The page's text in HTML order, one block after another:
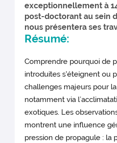
exceptionnellement à
post-doctorant au sein
nous présentera ses
Résumé:
Comprendre pourquoi de
introduites s'éteignent ou
challenges majeurs pour
notamment via
exotiques. Les
montrent une influence
pression de propagule : la